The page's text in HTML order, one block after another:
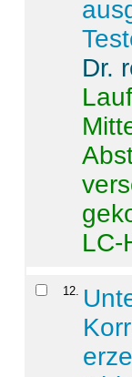
Dr.
LC-
12